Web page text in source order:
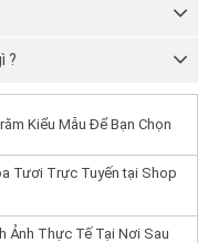
?
Kiểu Mẫu Để Bạn Chọn
Tươi Trực Tuyến tại Shop
Ảnh Thực Tế Tại Nơi Sau